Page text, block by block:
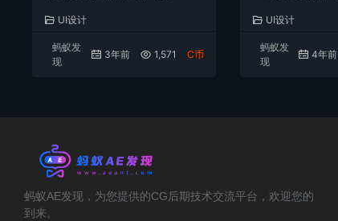
UI设计
蚂蚁发
现
3年前 1,571 C币
UI设计
蚂蚁发
现
4年前
蚂蚁AE发现，为您提供的CG后期技术交流平台，欢迎您的
到来。